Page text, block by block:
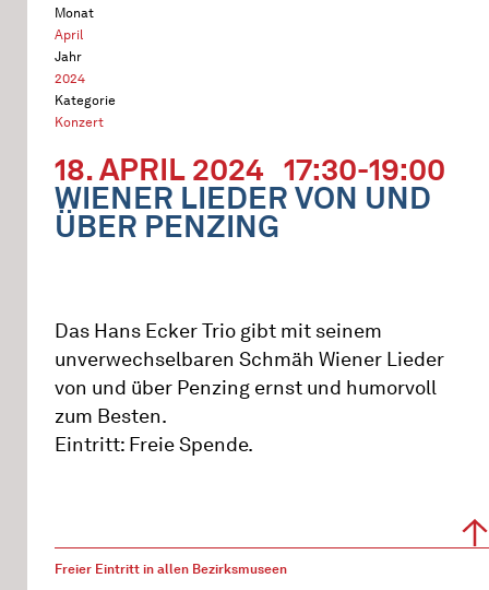
Monat
April
Jahr
2024
Kategorie
Konzert
18. APRIL 2024 17:30-19:00
WIENER LIEDER VON UND
ÜBER PENZING
Das Hans Ecker Trio gibt mit seinem
unverwechselbaren Schmäh Wiener Lieder
von und über Penzing ernst und humorvoll
zum Besten.
Eintritt: Freie Spende.
Freier Eintritt in allen Bezirksmuseen